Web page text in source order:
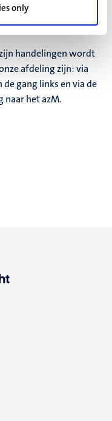
only
mogen dan niet
handelingen wordt
afdeling zijn: via
gang links en via de
naar het azM.